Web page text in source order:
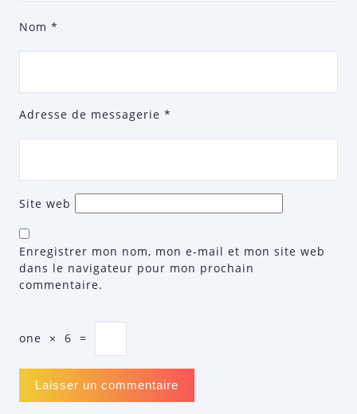
Nom *
Adresse de messagerie *
Site web
Enregistrer mon nom, mon e-mail et mon site web
dans le navigateur pour mon prochain
commentaire.
one × 6 =